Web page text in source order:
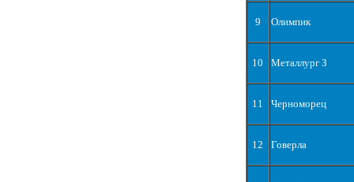
9 Олимпик
10 Металлург З
11 Черноморец
12 Говерла